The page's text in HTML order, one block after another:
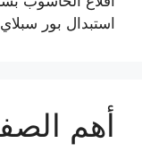
استبدال بور
أهم